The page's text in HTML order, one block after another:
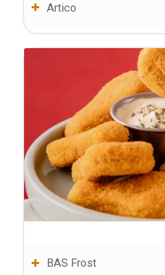
Artico
BAS Frost